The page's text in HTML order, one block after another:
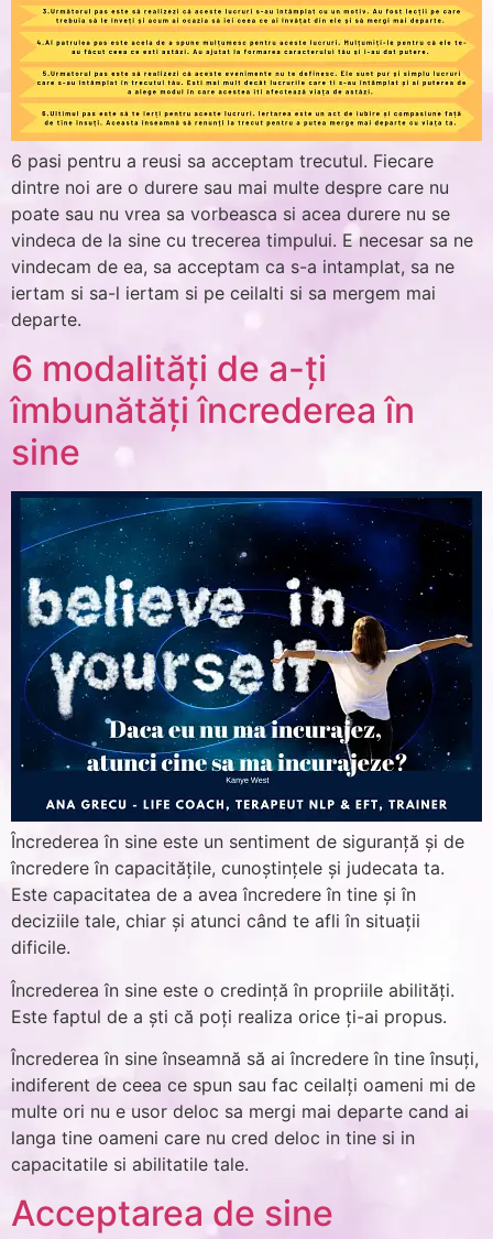
6 pasi pentru a reusi sa acceptam trecutul. Fiecare
dintre noi are o durere sau mai multe despre care nu
poate sau nu vrea sa vorbeasca si acea durere nu se
vindeca de la sine cu trecerea timpului. E necesar sa ne
vindecam de ea, sa acceptam ca s-a intamplat, sa ne
iertam si sa-l iertam si pe ceilalti si sa mergem mai
departe.
6 modalități de a-ți
îmbunătăți încrederea în
sine
Încrederea în sine este un sentiment de siguranță și de
încredere în capacitățile, cunoștințele și judecata ta.
Este capacitatea de a avea încredere în tine și în
deciziile tale, chiar și atunci când te afli în situații
dificile.
Încrederea în sine este o credință în propriile abilități.
Este faptul de a ști că poți realiza orice ți-ai propus.
Încrederea în sine înseamnă să ai încredere în tine însuți,
indiferent de ceea ce spun sau fac ceilalți oameni mi de
multe ori nu e usor deloc sa mergi mai departe cand ai
langa tine oameni care nu cred deloc in tine si in
capacitatile si abilitatile tale.
Acceptarea de sine